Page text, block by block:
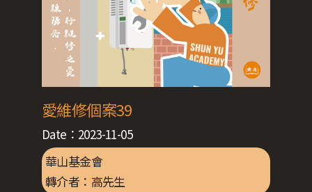
愛維修個案39
Date： 2023-11-05
華山基金會
轉介者： 高先生